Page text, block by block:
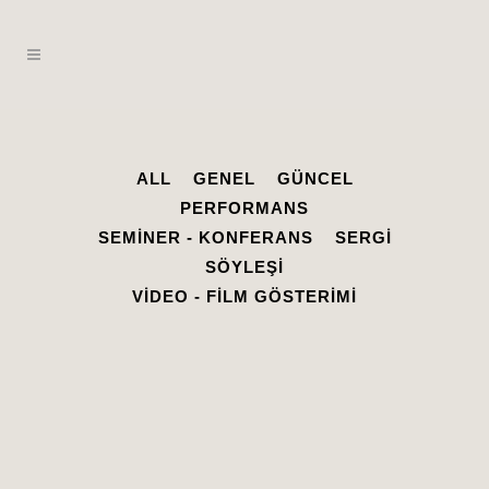
ALL GENEL
GÜNCEL
PERFORMANS
SEMINER - KONFERANS
SERGI
SÖYLEŞI
VIDEO - FILM GÖSTERIMI